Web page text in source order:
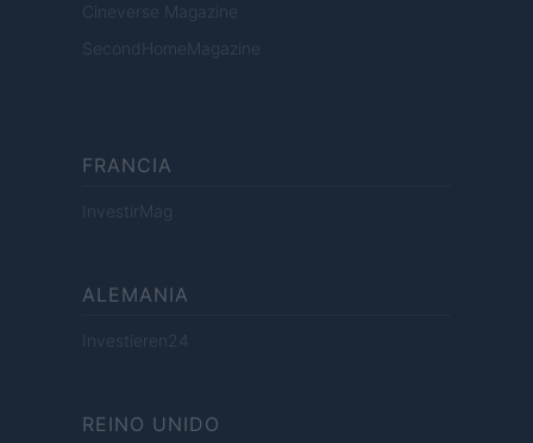
Cineverse Magazine
SecondHomeMagazine
FRANCIA
InvestirMag
ALEMANIA
Investieren24
REINO UNIDO